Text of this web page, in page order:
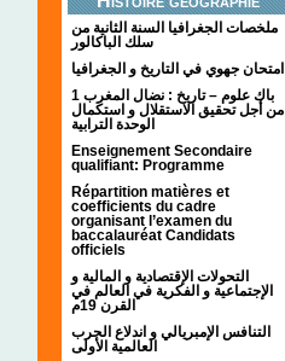
ملخصات الجغرافيا السنة الثانية من
سلك الباكالور
امتحان جهوي في التاريخ و الجغرافيا
1 باك علوم – تاريخ : نضال المغرب
من أجل تحقيق الاستقلال و استكمال
الوحدة الترابية
Enseignement Secondaire
qualifiant: Programme
Répartition matières et
coefficients du cadre
organisant l’examen du
baccalauréat Candidats
officiels
التحولات الإقتصادية و المالية و
الإجتماعية و الفكرية في العالم في
القرن 19م
التنافس الإمبريالي و اندلاع الحرب
العالمية الأولى